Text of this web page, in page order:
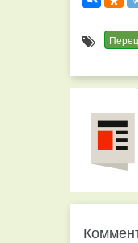
Перец